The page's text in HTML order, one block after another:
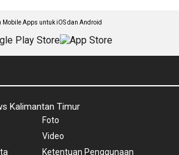
Mobile Apps untuk iOS dan Android
Kalimantan Timur
Foto
Video
Ketentuan Penggunaan